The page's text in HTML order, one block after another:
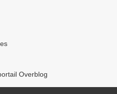
Overblog